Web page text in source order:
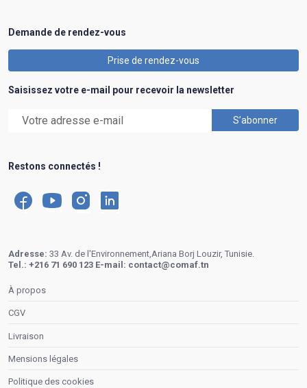
Demande de rendez-vous
Prise de rendez-vous
Saisissez votre e-mail pour recevoir la newsletter
Restons connectés !
Adresse: 33 Av. de l'Environnement,Ariana Borj Louzir, Tunisie.
Tel.: +216 71 690 123 E-mail: contact@comaf.tn
À propos
CGV
Livraison
Mensions légales
Politique des cookies